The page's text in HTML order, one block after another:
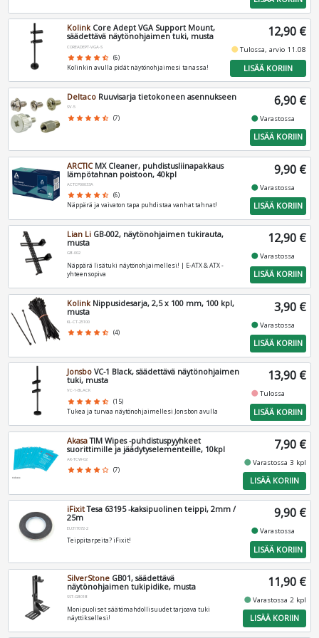
KolinkCore Adept VGA Support Mount,
säädettävä näytönohjaimen tuki, musta
COREADEPT-VGA-S
star star star star star_half (6)
Kolinkin avulla pidät näytönohjaimesi tanassa!
12,90 €
fiber_manual_recordTulossa, arvio 11.08
LISÄÄ KORIIN
Deltaco Ruuvisarja tietokoneen asennukseen
SV-5
star star star star star_half (7)
6,90 €
fiber_manual_recordVarastossa
LISÄÄ KORIIN
ARCTICMX Cleaner, puhdistusliinapakkaus
lämpötahnan poistoon, 40kpl
ACTCP00033A
star star star star star_half (6)
Näppärä ja vaivaton tapa puhdistaa vanhat tahnat!
9,90 €
fiber_manual_recordVarastossa
LISÄÄ KORIIN
Lian Li GB-002, näytönohjaimen tukirauta,
musta
GB-002
Näppärä lisätuki näytönohjaimellesi! | E-ATX & ATX -
yhteensopiva
12,90 €
fiber_manual_recordVarastossa
LISÄÄ KORIIN
Kolink Nippusidesarja, 2,5 x 100 mm, 100 kpl,
musta
KL-CT-25100
star star star star star_half (4)
3,90 €
fiber_manual_recordVarastossa
LISÄÄ KORIIN
Jonsbo VC-1 Black, säädettävä näytönohjaimen
tuki, musta
VC-1-BLACK
star star star star star_half (15)
Tukea ja turvaa näytönohjaimellesi Jonsbon avulla
13,90 €
fiber_manual_recordTulossa
LISÄÄ KORIIN
AkasaTIM Wipes -puhdistuspyyhkeet
suorittimille ja jäädytyselementeille, 10kpl
AK-TCW-02
star star star star star_border (7)
7,90 €
fiber_manual_recordVarastossa 3 kpl
LISÄÄ KORIIN
iFixitTesa 63195 -kaksipuolinen teippi, 2mm /
25m
EU317072-2
Teippitarpeita? iFixit!
9,90 €
fiber_manual_recordVarastossa
LISÄÄ KORIIN
SilverStone GB01, säädettävä
näytönohjaimen tukipidike, musta
SST-GB01B
Monipuoliset säätömahdollisuudet tarjoava tuki
näyttiksellesi!
11,90 €
fiber_manual_recordVarastossa 2 kpl
LISÄÄ KORIIN